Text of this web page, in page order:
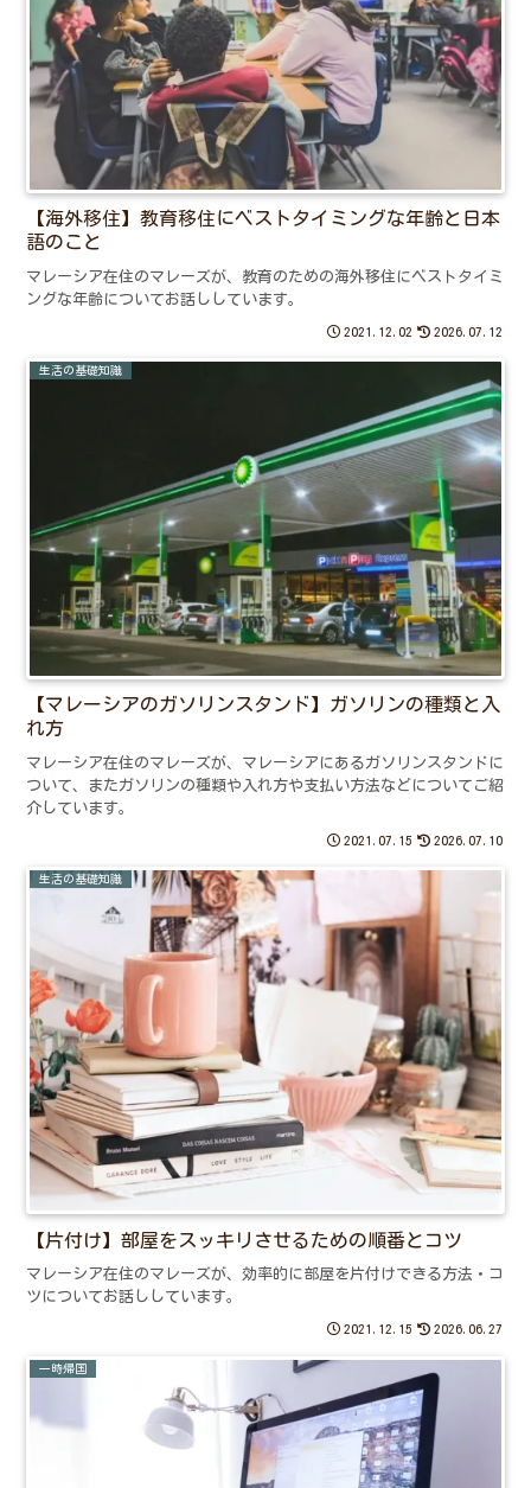
【海外移住】教育移住にベストタイミングな年齢と日本
語のこと
マレーシア在住のマレーズが、教育のための海外移住にベストタイミ
ングな年齢についてお話ししています。
2021.12.02 2026.07.12
生活の基礎知識
【マレーシアのガソリンスタンド】ガソリンの種類と入
れ方
マレーシア在住のマレーズが、マレーシアにあるガソリンスタンドに
ついて、またガソリンの種類や入れ方や支払い方法などについてご紹
介しています。
2021.07.15 2026.07.10
生活の基礎知識
【片付け】部屋をスッキリさせるための順番とコツ
マレーシア在住のマレーズが、効率的に部屋を片付けできる方法・コ
ツについてお話ししています。
2021.12.15 2026.06.27
一時帰国